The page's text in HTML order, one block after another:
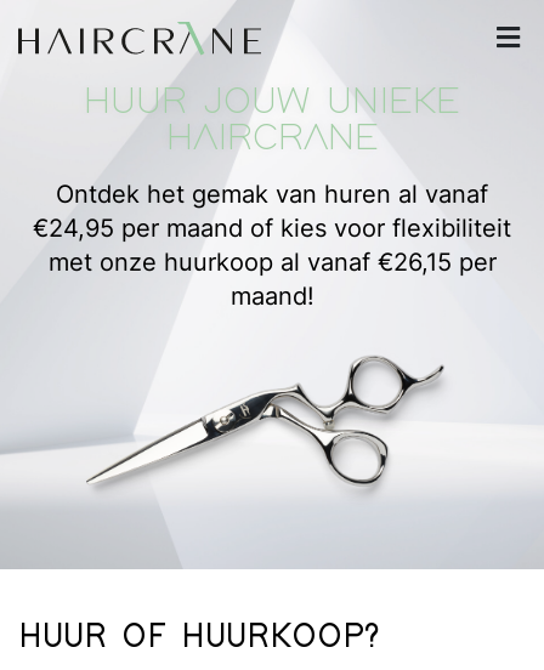
HUUR JOUW UNIEKE
HAIRCRANE
Ontdek het gemak van huren al vanaf
€24,95 per maand of kies voor flexibiliteit
met onze huurkoop al vanaf €26,15 per
maand!
HUUR OF HUURKOOP?